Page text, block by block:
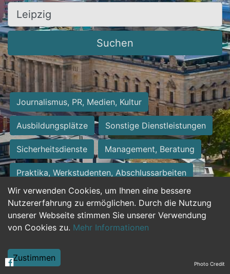
Wir verwenden Cookies, um Ihnen eine bessere
Nutzererfahrung zu ermöglichen. Durch die Nutzung
unserer Webseite stimmen Sie unserer Verwendung
von Cookies zu. Mehr Informationen
Zustimmen
Ort, Stadt
Suchen
Journalismus, PR, Medien, Kultur
Ausbildungsplätze Sonstige Dienstleistungen
Sicherheitsdienste Management, Beratung
Praktika, Werkstudenten, Abschlussarbeiten
Personalwesen Assistenz, Sekretariat
Hilfskräfte, Aushilfs- und Nebenjobs
Weiterbildung, Studium, duale Ausbildung Photo Credit